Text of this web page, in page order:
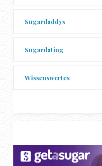
Sugardaddys
Sugardating
Wissenswertes